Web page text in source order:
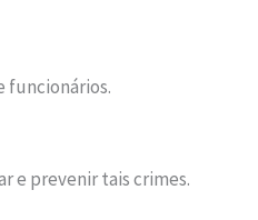
funcionários.
e prevenir tais crimes.